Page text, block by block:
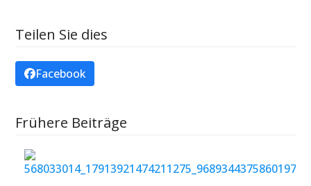
Teilen Sie dies
Facebook
Frühere Beiträge